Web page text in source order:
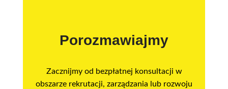
Porozmawiajmy
Zacznijmy od bezpłatnej konsultacji w
obszarze rekrutacji, zarządzania lub rozwoju